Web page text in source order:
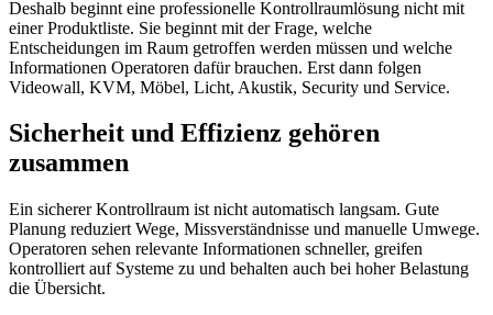
Deshalb beginnt eine professionelle Kontrollraumlösung nicht mit
einer Produktliste. Sie beginnt mit der Frage, welche
Entscheidungen im Raum getroffen werden müssen und welche
Informationen Operatoren dafür brauchen. Erst dann folgen
Videowall, KVM, Möbel, Licht, Akustik, Security und Service.
Sicherheit und Effizienz gehören
zusammen
Ein sicherer Kontrollraum ist nicht automatisch langsam. Gute
Planung reduziert Wege, Missverständnisse und manuelle Umwege.
Operatoren sehen relevante Informationen schneller, greifen
kontrolliert auf Systeme zu und behalten auch bei hoher Belastung
die Übersicht.